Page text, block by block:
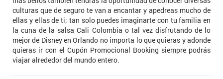
culturas que de seguro te van a encantar y apedreas mucho de
ellas y ellas de ti; tan solo puedes imaginarte con tu familia en
la cuna de la salsa Cali Colombia o tal vez disfrutando de lo
mejor de Disney en Orlando no importa lo que quieras y adonde
quieras ir con el Cupón Promocional Booking siempre podrás
viajar alrededor del mundo entero.